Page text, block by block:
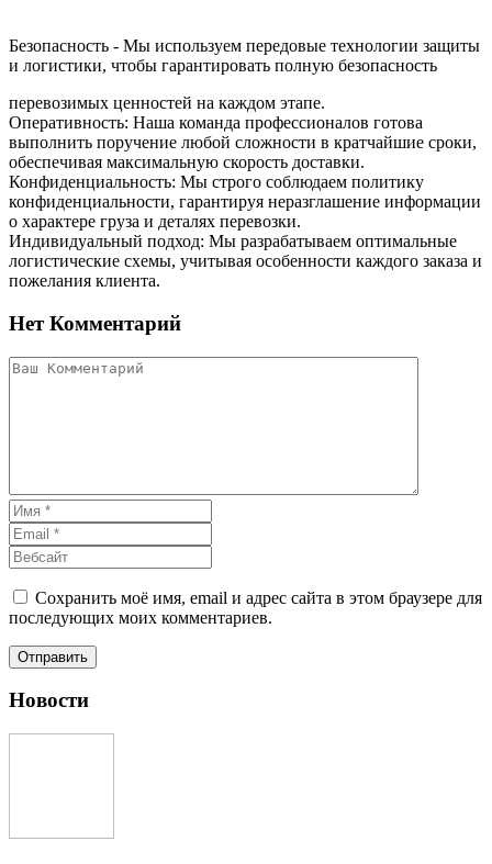
Безопасность - Мы используем передовые технологии защиты
и логистики, чтобы гарантировать полную безопасность
перевозимых ценностей на каждом этапе.
Оперативность: Наша команда профессионалов готова
выполнить поручение любой сложности в кратчайшие сроки,
обеспечивая максимальную скорость доставки.
Конфиденциальность: Мы строго соблюдаем политику
конфиденциальности, гарантируя неразглашение информации
о характере груза и деталях перевозки.
Индивидуальный подход: Мы разрабатываем оптимальные
логистические схемы, учитывая особенности каждого заказа и
пожелания клиента.
Нет Комментарий
Сохранить моё имя, email и адрес сайта в этом браузере для
последующих моих комментариев.
Новости